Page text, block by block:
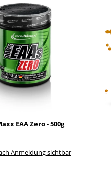
EAA Zero - 500g
Anmeldung sichtbar